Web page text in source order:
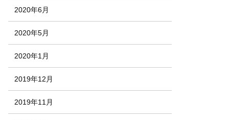
2020年6月
2020年5月
2020年1月
2019年12月
2019年11月